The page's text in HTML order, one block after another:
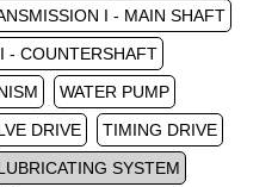
I - MAIN SHAFT
- COUNTERSHAFT
WATER PUMP
DRIVE
TIMING DRIVE
SYSTEM